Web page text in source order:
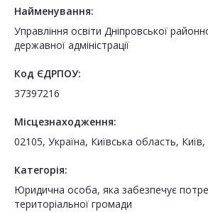
Найменування:
Управління освіти Дніпровської
державної адміністрації
Код ЄДРПОУ:
37397216
Місцезнаходження:
02105, Україна, Київська область,
Категорія:
Юридична особа, яка забезпечує
територіальної громади